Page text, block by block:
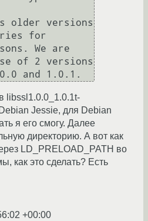
older versions
for
We are
of 2 versions
libssl1.0.0_1.0.1t-
Jessie, для Debian
я его смогу. Далее
директорию. А вот как
LD_PRELOAD_PATH во
как это сделать? Есть
+00:00